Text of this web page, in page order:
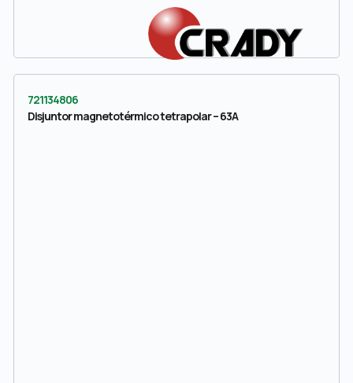
721134806
Disjuntor magnetotérmico tetrapolar – 63A